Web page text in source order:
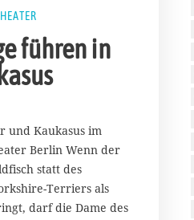
führen in
und Kaukasus im
Berlin Wenn der
statt des
Terriers als
darf die Dame des